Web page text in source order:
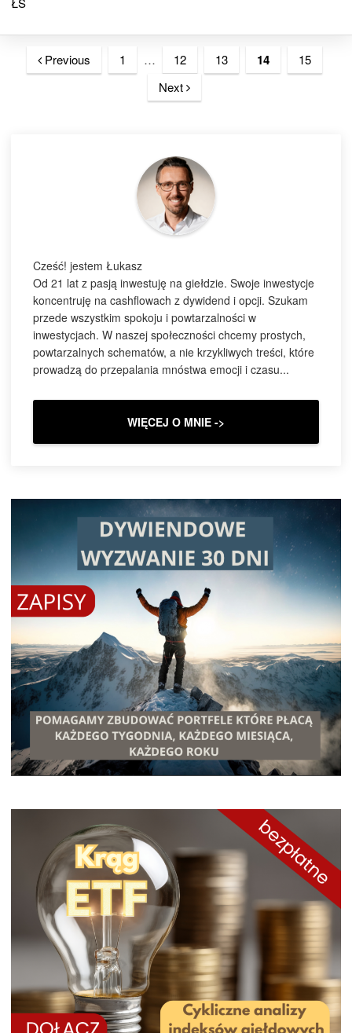
Previous 1 … 12 13 14
15
Next
Cześć! jestem Łukasz
Od 21 lat z pasją inwestuję na giełdzie. Swoje inwestycje
koncentruję na cashflowach z dywidend i opcji. Szukam
przede wszystkim spokoju i powtarzalności w
inwestycjach. W naszej społeczności chcemy prostych,
powtarzalnych schematów, a nie krzykliwych treści, które
prowadzą do przepalania mnóstwa emocji i czasu...
WIĘCEJ O MNIE ->